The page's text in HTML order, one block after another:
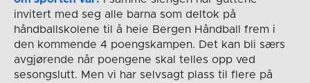
invitert med seg alle barna som deltok på
håndballskolene til å heie Bergen Håndball frem i
den kommende 4 poengskampen. Det kan bli særs
avgjørende når poengene skal telles opp ved
sesongslutt. Men vi har selvsagt plass til flere på